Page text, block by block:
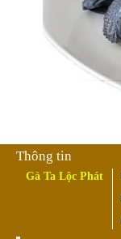
Gà Ta Lộc Phát